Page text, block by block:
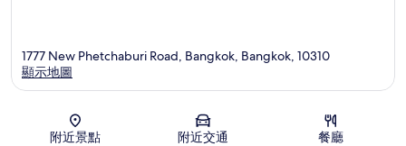
地圖
1777 New Phetchaburi Road, Bangkok, Bangkok, 10310
顯示地圖
附近景點 附近交通 餐廳